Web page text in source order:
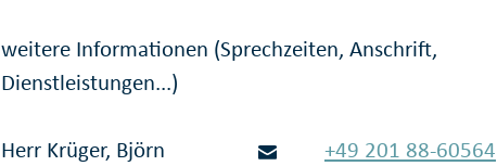
weitere Informationen (Sprechzeiten, Anschrift,
Dienstleistungen...)
Herr Krüger, Björn
+49 201 88-60564